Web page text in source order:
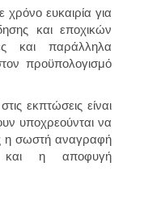
ευκαιρία για
και εποχικών
και παράλληλα
προϋπολογισμό
εκπτώσεις είναι
υποχρεούνται να
η σωστή αναγραφή
και η αποφυγή